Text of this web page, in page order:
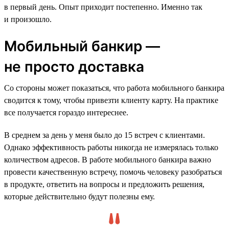
в первый день. Опыт приходит постепенно. Именно так
и произошло.
Мобильный банкир —
не просто доставка
Со стороны может показаться, что работа мобильного банкира
сводится к тому, чтобы привезти клиенту карту. На практике
все получается гораздо интереснее.
В среднем за день у меня было до 15 встреч с клиентами.
Однако эффективность работы никогда не измерялась только
количеством адресов. В работе мобильного банкира важно
провести качественную встречу, помочь человеку разобраться
в продукте, ответить на вопросы и предложить решения,
которые действительно будут полезны ему.